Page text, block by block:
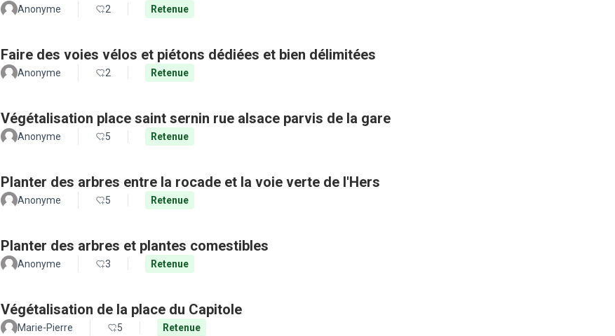
Anonyme 2 Retenue
Faire des voies vélos et piétons dédiées et bien délimitées
Anonyme 2 Retenue
Végétalisation place saint sernin rue alsace parvis de la gare
Anonyme 5 Retenue
Planter des arbres entre la rocade et la voie verte de l'Hers
Anonyme 5 Retenue
Planter des arbres et plantes comestibles
Anonyme 3 Retenue
Végétalisation de la place du Capitole
Marie-Pierre 5 Retenue